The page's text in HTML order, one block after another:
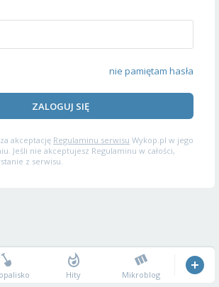
nie pamiętam hasła
ZALOGUJ SIĘ
akceptację Regulaminu serwisu Wykop.pl w jego
Jeśli nie akceptujesz Regulaminu w całości,
z serwisu.
Hity Mikroblog